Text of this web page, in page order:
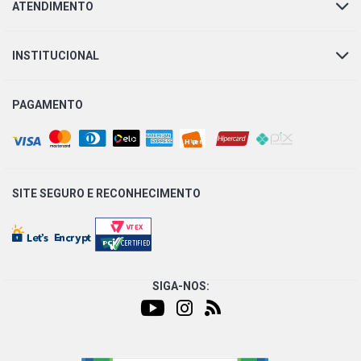
(1984 - 1989)
LS1934 STD CAMINHAO 11.6 12V OM355/6A DIESEL
LS1934 STD CAMINHAO 11.6 12V OM355/6LA DIESEL
LS2225 STD CAMINHAO 9.6 10V OM355/5A DIESEL
O355 STD ONIBUS 9.7 10V OM355/5 DIESEL (1972 -
ATENDIMENTO
INSTITUCIONAL
PAGAMENTO
SITE SEGURO E RECONHECIMENTO
SIGA-NOS: